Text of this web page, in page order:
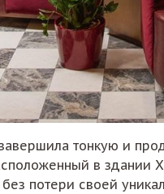
тонкую и
в здании
потери своей